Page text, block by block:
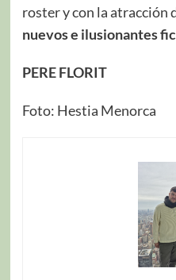
roster y con la atracción
nuevos e ilusionantes
PERE FLORIT
Foto: Hestia Menorca